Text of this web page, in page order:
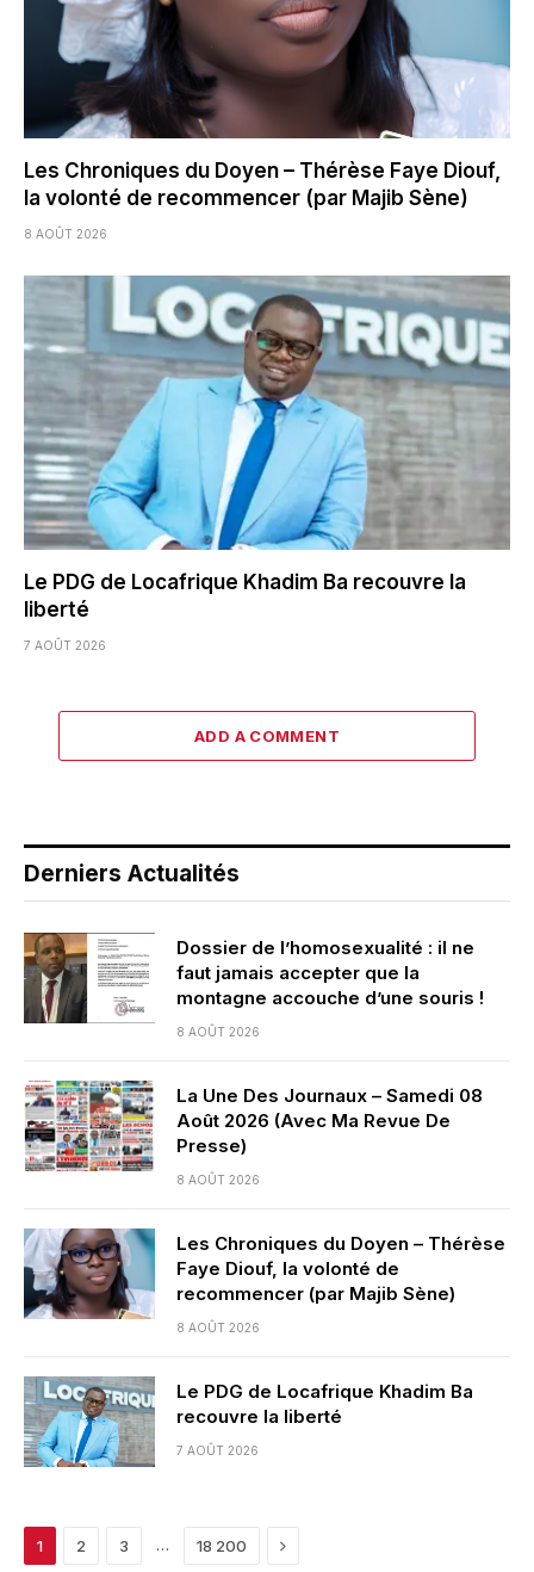
Les Chroniques du Doyen – Thérèse Faye Diouf,
la volonté de recommencer (par Majib Sène)
8 AOÛT 2026
Le PDG de Locafrique Khadim Ba recouvre la
liberté
7 AOÛT 2026
ADD A COMMENT
Derniers Actualités
Dossier de l’homosexualité : il ne
faut jamais accepter que la
montagne accouche d’une souris !
8 AOÛT 2026
La Une Des Journaux – Samedi 08
Août 2026 (Avec Ma Revue De
Presse)
8 AOÛT 2026
Les Chroniques du Doyen – Thérèse
Faye Diouf, la volonté de
recommencer (par Majib Sène)
8 AOÛT 2026
Le PDG de Locafrique Khadim Ba
recouvre la liberté
7 AOÛT 2026
1 2 3 … 18 200 Next